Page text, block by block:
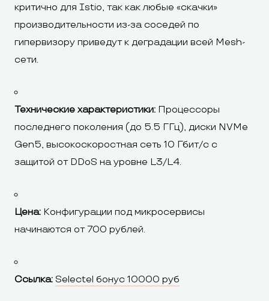
критично для Istio, так как любые «скачки»
производительности из-за соседей по
гипервизору приведут к деградации всей Mesh-
сети.
Технические характеристики: Процессоры
последнего поколения (до 5.5 ГГц), диски NVMe
Gen5, высокоскоростная сеть 10 Гбит/с с
защитой от DDoS на уровне L3/L4.
Цена: Конфигурации под микросервисы
начинаются от 700 рублей.
Ссылка: Selectel бонус 10000 руб